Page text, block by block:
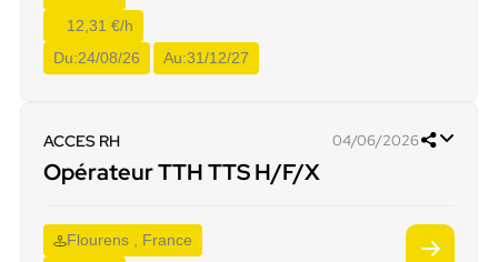
12,31 €/h
Du:24/08/26 Au:31/12/27
ACCES RH 04/06/2026
Opérateur TTH TTS H/F/X
Flourens , France